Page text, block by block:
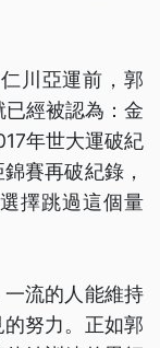
川亞運前，郭
經被認為：金
年世大運破紀
賽再破紀錄，
擇跳過這個量
流的人能維持
努力。正如郭